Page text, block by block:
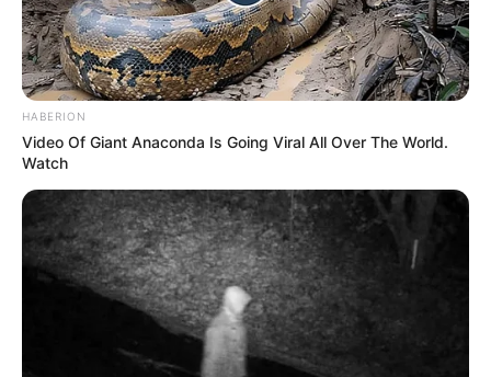
HABERION
Video Of Giant Anaconda Is Going Viral All Over The World.
Watch